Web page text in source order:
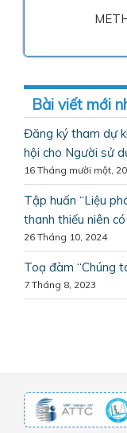
Bài viết mới
Đăng ký tham dự
hội cho Người sử
16 Tháng mười một,
Tập huấn “Liệu
thanh thiếu niên
26 Tháng 10, 2024
Toạ đàm “Chúng
7 Tháng 8, 2023